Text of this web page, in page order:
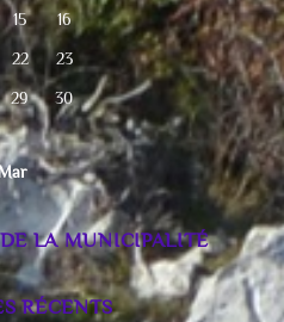
15 16
22 23
29 30
LA MUNICIPALITÉ
RÉCENTS